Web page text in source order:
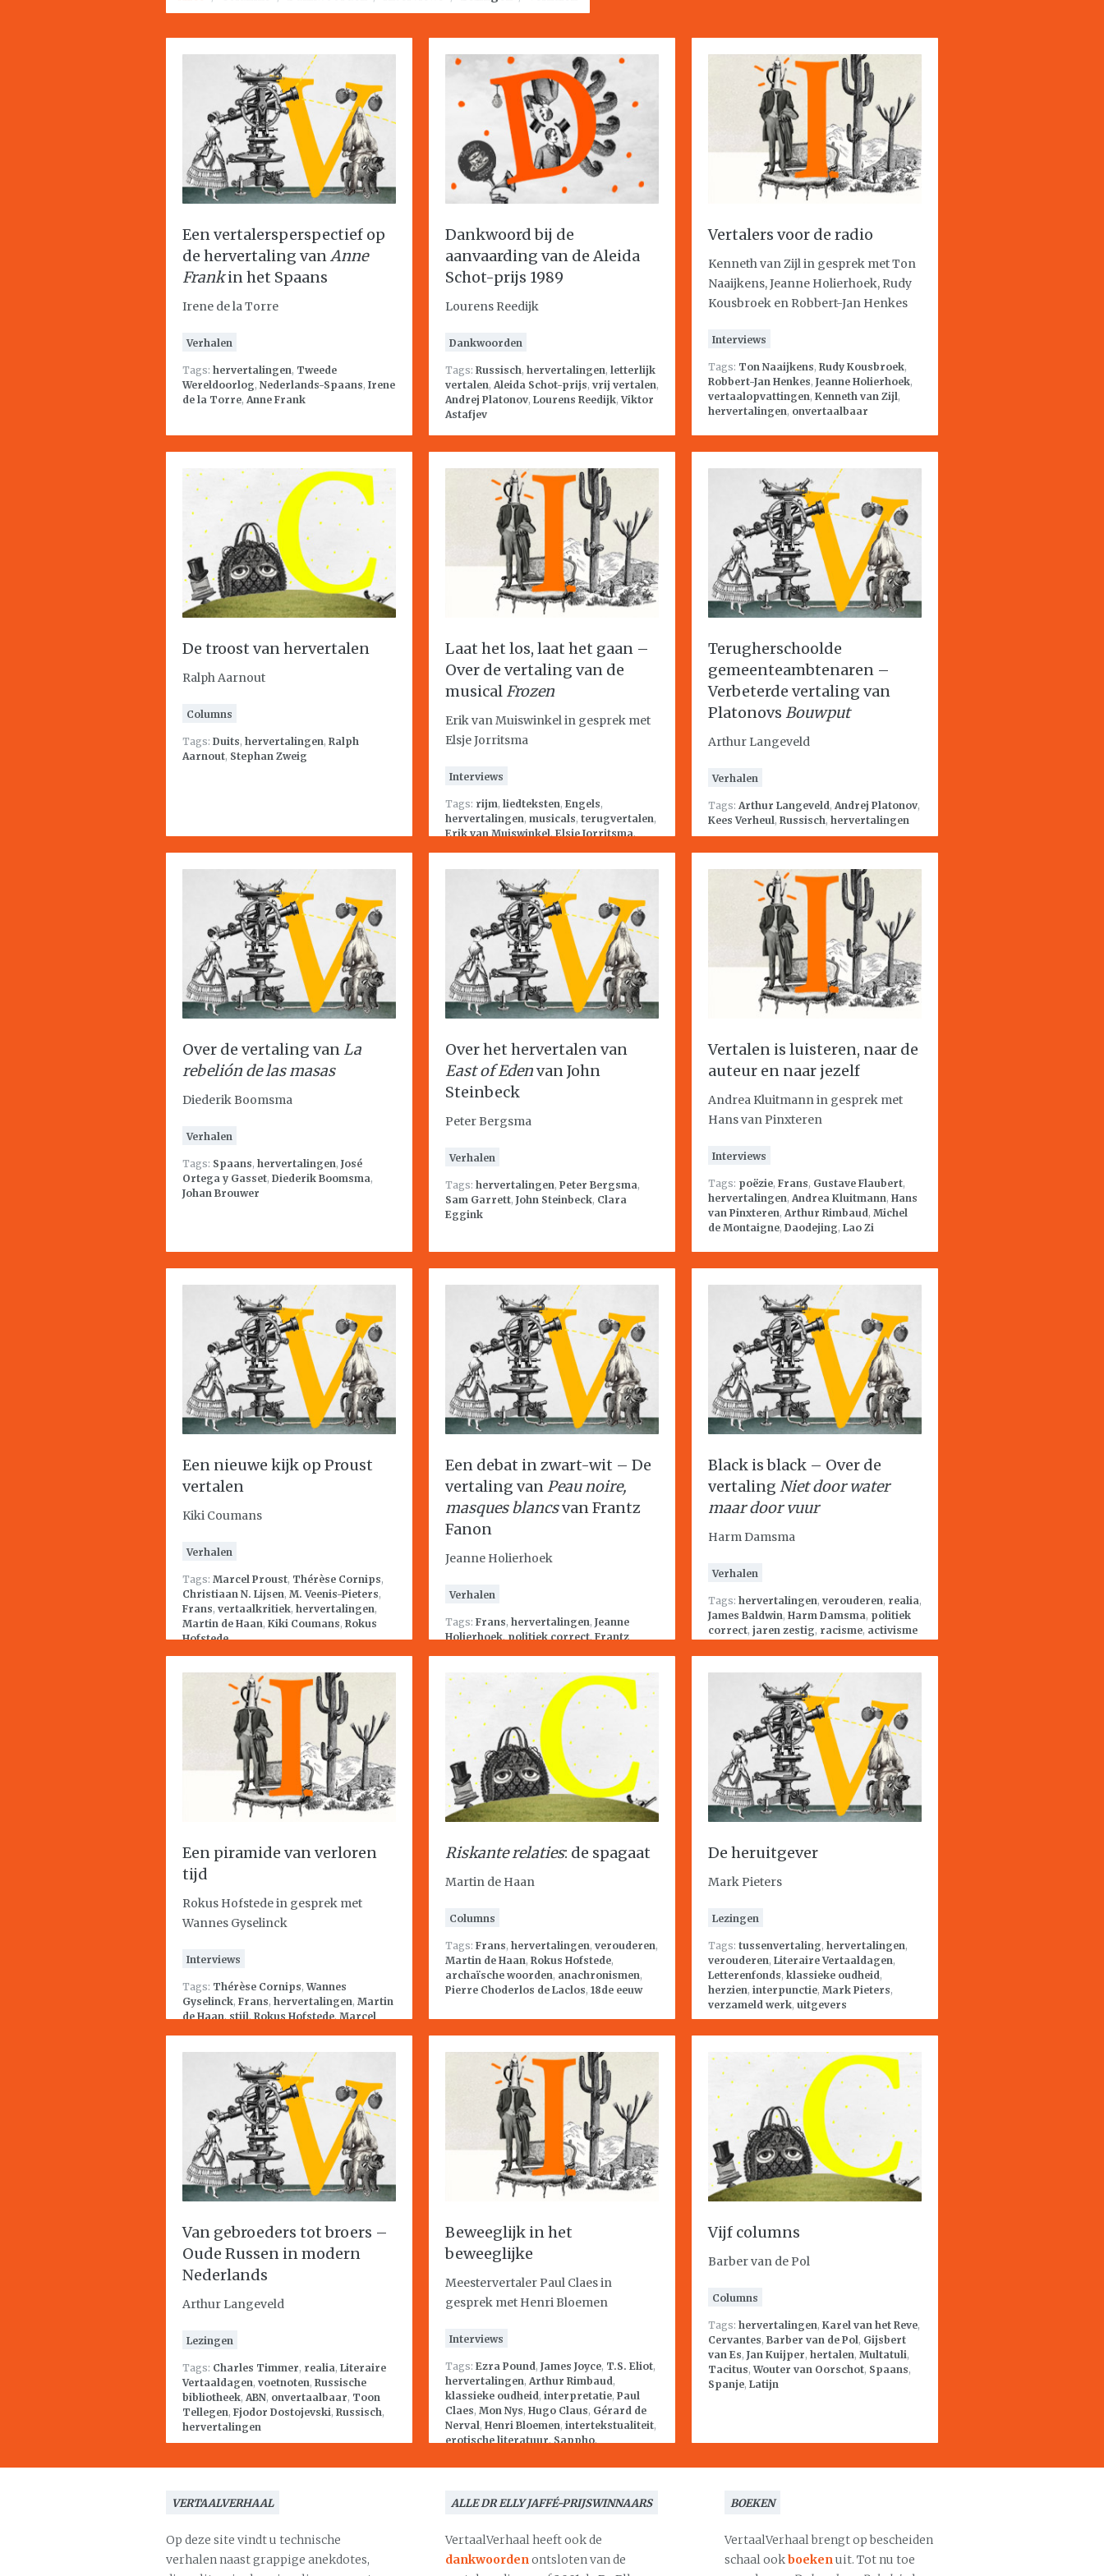
Een vertalersperspectief op
de hervertaling vanAnne
Frankin het Spaans
Irene de la Torre
Verhalen
Tags: hervertalingen, Tweede
Wereldoorlog, Nederlands-Spaans, Irene
de la Torre, Anne Frank
Dankwoord bij de
aanvaarding van de Aleida
Schot-prijs 1989
Lourens Reedijk
Dankwoorden
Tags: Russisch, hervertalingen, letterlijk
vertalen, Aleida Schot-prijs, vrij vertalen,
Andrej Platonov, Lourens Reedijk,Viktor
Astafjev
Vertalers voor de radio
Kenneth van Zijl in gesprek met Ton
Naaijkens, Jeanne Holierhoek, Rudy
Kousbroek en Robbert-Jan Henkes
Interviews
Tags: Ton Naaijkens, Rudy Kousbroek,
Robbert-Jan Henkes, Jeanne Holierhoek,
vertaalopvattingen, Kenneth van Zijl,
hervertalingen, onvertaalbaar
De troost van hervertalen
Ralph Aarnout
Columns
Tags: Duits, hervertalingen, Ralph
Aarnout, Stephan Zweig
Laat het los, laat het gaan –
Over de vertaling van de
musical Frozen
Erik van Muiswinkel in gesprek met
Elsje Jorritsma
Interviews
Tags: rijm, liedteksten, Engels,
hervertalingen, musicals, terugvertalen,
Erik van Muiswinkel,Elsje Jorritsma,
Terugherschoolde
gemeenteambtenaren –
Verbeterde vertaling van
Platonovs Bouwput
Arthur Langeveld
Verhalen
Tags: Arthur Langeveld, Andrej Platonov,
Kees Verheul, Russisch, hervertalingen
Over de vertaling vanLa
rebelión de las masas
Diederik Boomsma
Verhalen
Tags: Spaans, hervertalingen, José
Ortega y Gasset, Diederik Boomsma,
Johan Brouwer
Over het hervertalen van
East of Edenvan John
Steinbeck
Peter Bergsma
Verhalen
Tags: hervertalingen, Peter Bergsma,
Sam Garrett, John Steinbeck, Clara
Eggink
Vertalen is luisteren, naar de
auteur en naar jezelf
Andrea Kluitmann in gesprek met
Hans van Pinxteren
Interviews
Tags: poëzie, Frans, Gustave Flaubert,
hervertalingen, Andrea Kluitmann, Hans
van Pinxteren, Arthur Rimbaud, Michel
de Montaigne, Daodejing, Lao Zi
Een nieuwe kijk op Proust
vertalen
Kiki Coumans
Verhalen
Tags: Marcel Proust, Thérèse Cornips,
Christiaan N. Lijsen, M. Veenis-Pieters,
Frans, vertaalkritiek, hervertalingen,
Martin de Haan, Kiki Coumans, Rokus
Hofstede
Een debat in zwart-wit – De
vertaling vanPeau noire,
masques blancsvan Frantz
Fanon
Jeanne Holierhoek
Verhalen
Tags: Frans, hervertalingen, Jeanne
Holierhoek,politiek correct,Frantz
Black is black – Over de
vertaling Niet door water
maar door vuur
Harm Damsma
Verhalen
Tags: hervertalingen, verouderen, realia,
James Baldwin, Harm Damsma, politiek
correct, jaren zestig, racisme, activisme
Een piramide van verloren
tijd
Rokus Hofstede in gesprek met
Wannes Gyselinck
Interviews
Tags: Thérèse Cornips,Wannes
Gyselinck, Frans, hervertalingen, Martin
de Haan,stijl,Rokus Hofstede,Marcel
Riskante relaties: de spagaat
Martin de Haan
Columns
Tags: Frans, hervertalingen, verouderen,
Martin de Haan, Rokus Hofstede,
archaïsche woorden, anachronismen,
Pierre Choderlos de Laclos, 18de eeuw
De heruitgever
Mark Pieters
Lezingen
Tags: tussenvertaling, hervertalingen,
verouderen, Literaire Vertaaldagen,
Letterenfonds, klassieke oudheid,
herzien, interpunctie, Mark Pieters,
verzameld werk, uitgevers
Van gebroeders tot broers –
Oude Russen in modern
Nederlands
Arthur Langeveld
Lezingen
Tags: Charles Timmer, realia, Literaire
Vertaaldagen, voetnoten, Russische
bibliotheek, ABN, onvertaalbaar, Toon
Tellegen, Fjodor Dostojevski, Russisch,
hervertalingen
Beweeglijk in het
beweeglijke
Meestervertaler Paul Claes in
gesprek met Henri Bloemen
Interviews
Tags: Ezra Pound, James Joyce, T.S. Eliot,
hervertalingen, Arthur Rimbaud,
klassieke oudheid, interpretatie, Paul
Claes, Mon Nys, Hugo Claus, Gérard de
Nerval, Henri Bloemen, intertekstualiteit,
erotische literatuur,Sappho,
Vijf columns
Barber van de Pol
Columns
Tags: hervertalingen, Karel van het Reve,
Cervantes, Barber van de Pol, Gijsbert
van Es, Jan Kuijper, hertalen, Multatuli,
Tacitus,Wouter van Oorschot, Spaans,
Spanje, Latijn
VERTAALVERHAAL
Op deze site vindt u technische
verhalen naast grappige anekdotes,
ALLE DR ELLY JAFFÉ-PRIJSWINNAARS
VertaalVerhaal heeft ook de
dankwoordenontsloten van de
BOEKEN
VertaalVerhaal brengt op bescheiden
schaal ookboekenuit. Tot nu toe